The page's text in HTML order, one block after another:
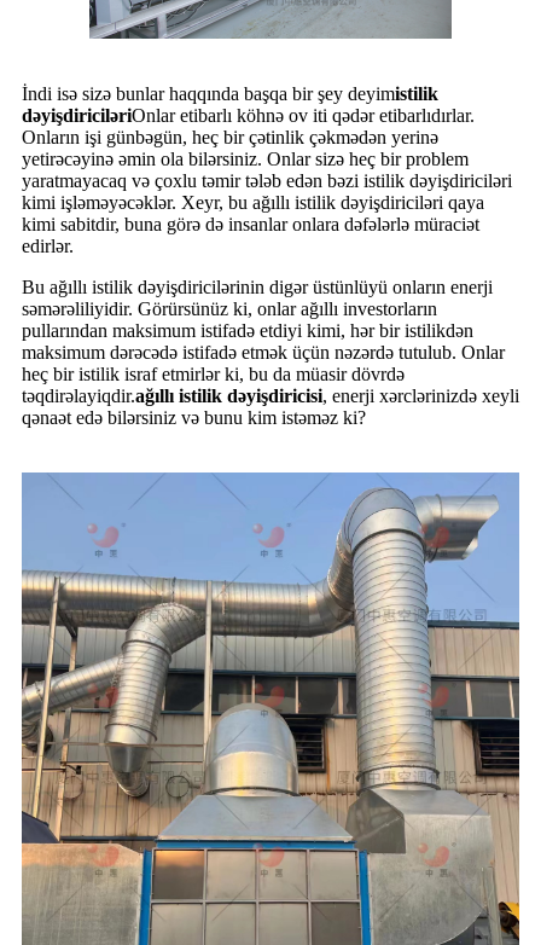
İndi isə sizə bunlar haqqında başqa bir şey deyimistilik
dəyişdiriciləriOnlar etibarlı köhnə ov iti qədər etibarlıdırlar.
Onların işi günbəgün, heç bir çətinlik çəkmədən yerinə
yetirəcəyinə əmin ola bilərsiniz. Onlar sizə heç bir problem
yaratmayacaq və çoxlu təmir tələb edən bəzi istilik dəyişdiriciləri
kimi işləməyəcəklər. Xeyr, bu ağıllı istilik dəyişdiriciləri qaya
kimi sabitdir, buna görə də insanlar onlara dəfələrlə müraciət
edirlər.
Bu ağıllı istilik dəyişdiricilərinin digər üstünlüyü onların enerji
səmərəliliyidir. Görürsünüz ki, onlar ağıllı investorların
pullarından maksimum istifadə etdiyi kimi, hər bir istilikdən
maksimum dərəcədə istifadə etmək üçün nəzərdə tutulub. Onlar
heç bir istilik israf etmirlər ki, bu da müasir dövrdə
təqdirəlayiqdir.ağıllı istilik dəyişdiricisi, enerji xərclərinizdə xeyli
qənaət edə bilərsiniz və bunu kim istəməz ki?